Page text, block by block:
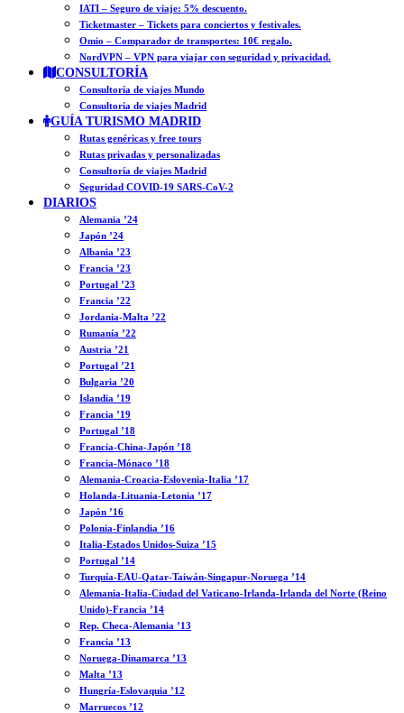
IATI – Seguro de viaje: 5% descuento.
Ticketmaster – Tickets para conciertos y festivales.
Omio – Comparador de transportes: 10€ regalo.
NordVPN – VPN para viajar con seguridad y privacidad.
CONSULTORÍA
Consultoría de viajes Mundo
Consultoría de viajes Madrid
GUÍA TURISMO MADRID
Rutas genéricas y free tours
Rutas privadas y personalizadas
Consultoría de viajes Madrid
Seguridad COVID-19 SARS-CoV-2
DIARIOS
Alemania ’24
Japón ’24
Albania ’23
Francia ’23
Portugal ’23
Francia ’22
Jordania-Malta ’22
Rumanía ’22
Austria ’21
Portugal ’21
Bulgaria ’20
Islandia ’19
Francia ’19
Portugal ’18
Francia-China-Japón ’18
Francia-Mónaco ’18
Alemania-Croacia-Eslovenia-Italia ’17
Holanda-Lituania-Letonia ’17
Japón ’16
Polonia-Finlandia ’16
Italia-Estados Unidos-Suiza ’15
Portugal ’14
Turquía-EAU-Qatar-Taiwán-Singapur-Noruega ’14
Alemania-Italia-Ciudad del Vaticano-Irlanda-Irlanda del Norte (Reino
Unido)-Francia ’14
Rep. Checa-Alemania ’13
Francia ’13
Noruega-Dinamarca ’13
Malta ’13
Hungría-Eslovaquia ’12
Marruecos ’12